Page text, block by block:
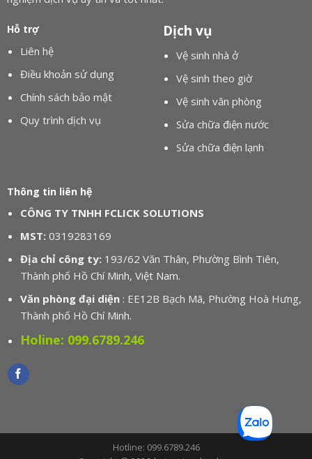
Hỗ trợ
Liên hệ
Điều khoản sử dụng
Chính sách bảo mật
Quy trình dịch vụ
Dịch vụ
Vệ sinh nhà ở
Vệ sinh theo giờ
Vệ sinh văn phòng
Sửa chữa điện nước
Sửa chữa điện lạnh
Thông tin liên hệ
CÔNG TY TNHH FCLICK SOLUTIONS
MST: 0319283169
Địa chỉ công ty: 193/62 Văn Thân, Phường Bình Tiên,
Thành phố Hồ Chí Minh, Việt Nam.
Văn phòng đại diện : EE12B Bạch Mã, Phường Hoà Hưng,
Thành phố Hồ Chí Minh.
Holine: 099.6789.246
Hotline: 099.6789.246